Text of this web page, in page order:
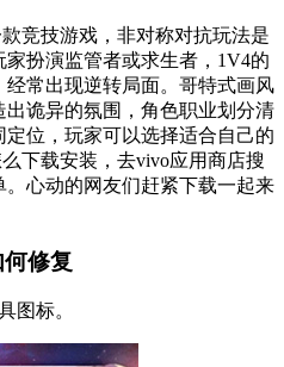
竞技游戏，非对称对抗玩法是
扮演监管者或求生者，1V4的
常出现逆转局面。哥特式画风
诡异的氛围，角色职业划分清
位，玩家可以选择适合自己的
下载安装，去vivo应用商店搜
心动的网友们赶紧下载一起来
修复
图标。